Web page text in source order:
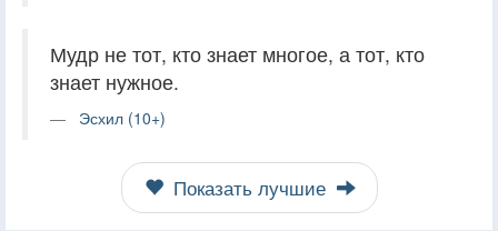
Мудр не тот, кто знает многое, а тот, кто
знает нужное.
Эсхил (10+)
Показать лучшие